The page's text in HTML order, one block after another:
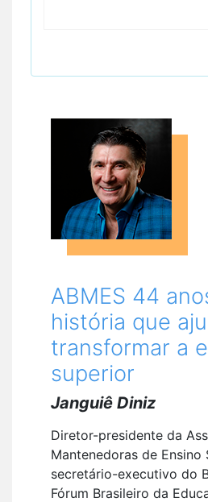
ABMES 44
história que
transformar a
superior
Janguiê Diniz
Diretor-presidente da
Mantenedoras de Ensino
secretário-executivo do
Fórum Brasileiro da